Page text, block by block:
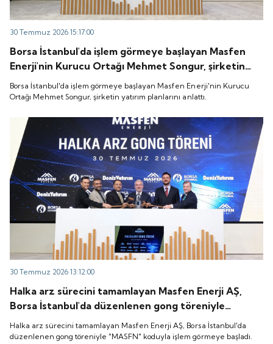
30 Temmuz 2026 15:17:00
Borsa İstanbul'da işlem görmeye başlayan Masfen
Enerji'nin Kurucu Ortağı Mehmet Songur, şirketin
yatırım planlarını anlattı.
Borsa İstanbul'da işlem görmeye başlayan Masfen Enerji'nin Kurucu
Ortağı Mehmet Songur, şirketin yatırım planlarını anlattı.
30 Temmuz 2026 13:12:00
Halka arz sürecini tamamlayan Masfen Enerji AŞ,
Borsa İstanbul'da düzenlenen gong töreniyle
"MASFN" koduyla işlem görmeye başladı.
Halka arz sürecini tamamlayan Masfen Enerji AŞ, Borsa İstanbul'da
düzenlenen gong töreniyle "MASFN" koduyla işlem görmeye başladı.